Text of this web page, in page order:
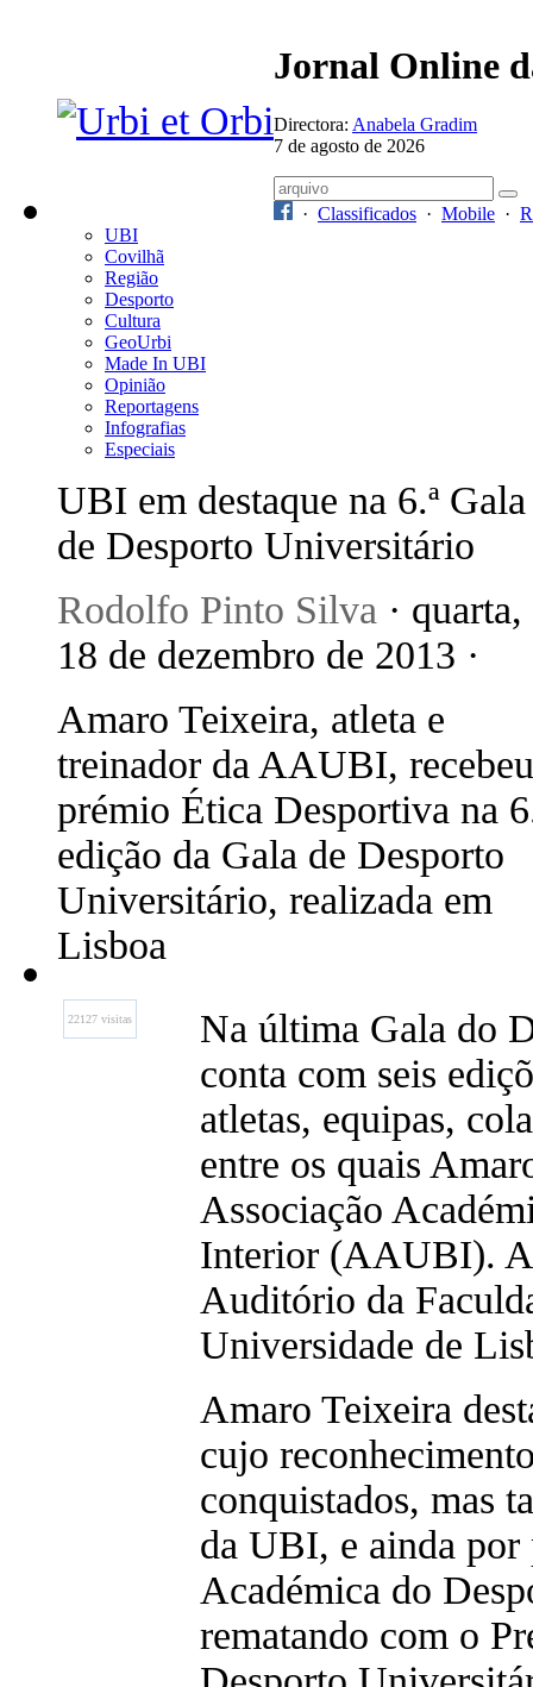
Jornal Online
Directora: Anabela Gradim
7 de agosto de 2026
· Classificados · Mobile ·
UBI
Covilhã
Região
Desporto
Cultura
GeoUrbi
Made In UBI
Opinião
Reportagens
Infografias
Especiais
UBI em destaque na 6.ª Gala
de Desporto Universitário
Rodolfo Pinto Silva · quarta,
18 de dezembro de 2013 ·
Amaro Teixeira, atleta e
treinador da AAUBI,
prémio Ética Desportiva na
edição da Gala de Desporto
Universitário, realizada em
Lisboa
22127 visitas
Na última Gala do
conta com seis
atletas, equipas,
entre os quais
Associação
Interior (AAUBI). A
Auditório da
Universidade de
Amaro Teixeira
cujo
conquistados, mas
da UBI, e ainda por
Académica do
rematando com o